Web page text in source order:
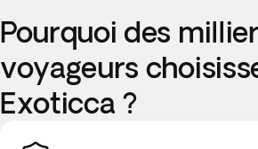
Pourquoi des
voyageurs
Exoticca ?